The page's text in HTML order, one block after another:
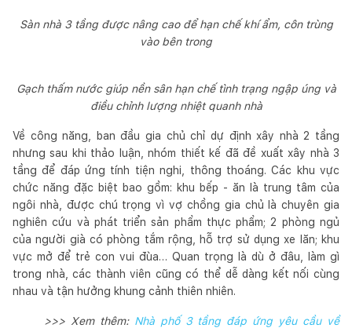
Sàn nhà 3 tầng được nâng cao để hạn chế khí ẩm, côn trùng
vào bên trong
Gạch thấm nước giúp nền sân hạn chế tình trạng ngập úng và
điều chỉnh lượng nhiệt quanh nhà
Về công năng, ban đầu gia chủ chỉ dự định xây nhà 2 tầng
nhưng sau khi thảo luận, nhóm thiết kế đã đề xuất xây nhà 3
tầng để đáp ứng tính tiện nghi, thông thoáng. Các khu vực
chức năng đặc biệt bao gồm: khu bếp - ăn là trung tâm của
ngôi nhà, được chú trọng vì vợ chồng gia chủ là chuyên gia
nghiên cứu và phát triển sản phẩm thực phẩm; 2 phòng ngủ
của người già có phòng tắm rộng, hỗ trợ sử dụng xe lăn; khu
vực mở để trẻ con vui đùa… Quan trọng là dù ở đâu, làm gì
trong nhà, các thành viên cũng có thể dễ dàng kết nối cùng
nhau và tận hưởng khung cảnh thiên nhiên.
>>> Xem thêm: Nhà phố 3 tầng đáp ứng yêu cầu về